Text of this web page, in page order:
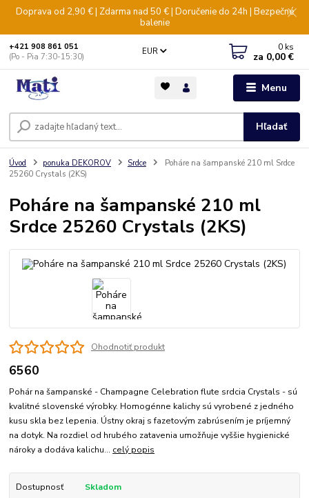
Doprava od 2,90 € | Zdarma nad 50 € | Doručenie do 24h | Bezpečné
balenie
Menu
EUR
Hľadať
+421 908 861 051
(Po - Pia 7:30-15:30)
0 ks
za 0,00 €
Úvod ponuka DEKOROV Srdce
Poháre na šampanské 210 ml Srdce
25260 Crystals (2KS)
Poháre na šampanské 210 ml
Srdce 25260 Crystals (2KS)
Ohodnotiť produkt
6560
Pohár na šampanské - Champagne Celebration flute srdcia Crystals - sú
kvalitné slovenské výrobky. Homogénne kalichy sú vyrobené z jedného
kusu skla bez lepenia. Ústny okraj s fazetovým zabrúsením je príjemný
na dotyk. Na rozdiel od hrubého zatavenia umožňuje vyššie hygienické
nároky a dodáva kalichu... celý popis
Dostupnosť Skladom